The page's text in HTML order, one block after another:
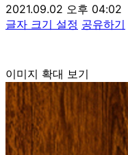
2021.09.02 오후 04:02
글자 크기 설정 공유하기
이미지 확대 보기